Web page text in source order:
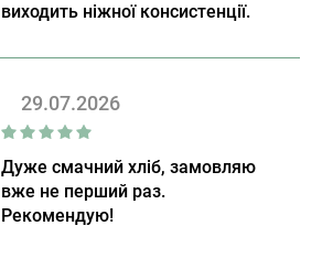
виходить ніжної консистенції.
29.07.2026
Дуже смачний хліб, замовляю
вже не перший раз.
Рекомендую!